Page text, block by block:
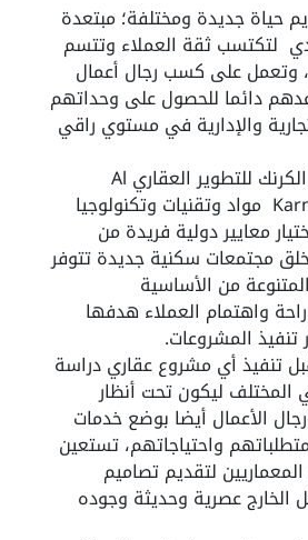
حياة جديدة ومختلفة؛ مبتعدة
لتكتسب ثقة العملاء وتتسم
وتعمل على كسب رجال أعمال
دائما للحصول على وحداتهم
والإدارية في مستوي راقي
تستخدم شركة الكرنك للتطوير العقاري Al
Karnak development مواد وتقنيات وتكنولوجيا
معايير دولية فريدة من
مجتمعات سكنية جديدة تتوفر
من الأساسية
واهتمام العملاء هدفها
تنفيذ المشروعات.
تنفيذ أي مشروع عقاري دراسة
المختلف ليكون تحت أنظار
الأعمال أيضا بوضع خدمات
واحتياجاتهم، تستعين
لتقديم تصاميم
الخارج عصرية وحديثة وجوده